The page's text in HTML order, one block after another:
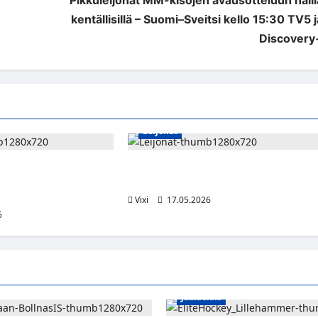
kentällisillä – Suomi–Sveitsi kello 15:30 TV5
Leijonat
Vixi
17.05.2026
Jääkiekko